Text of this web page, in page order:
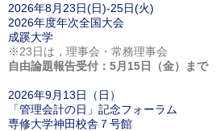
2026年8月23日(日)-25日(火)
2026年度年次全国大会
成蹊大学
※23日は，理事会・常務理事会
自由論題報告受付：5月15日（金）まで
2026年9月13日（日）
「管理会計の日」記念フォーラム
専修大学神田校舎７号館